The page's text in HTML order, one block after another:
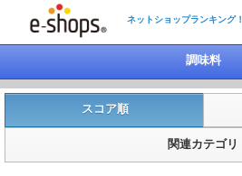
ネットショップランキング！
調味料
スコア順
関連カテゴリ